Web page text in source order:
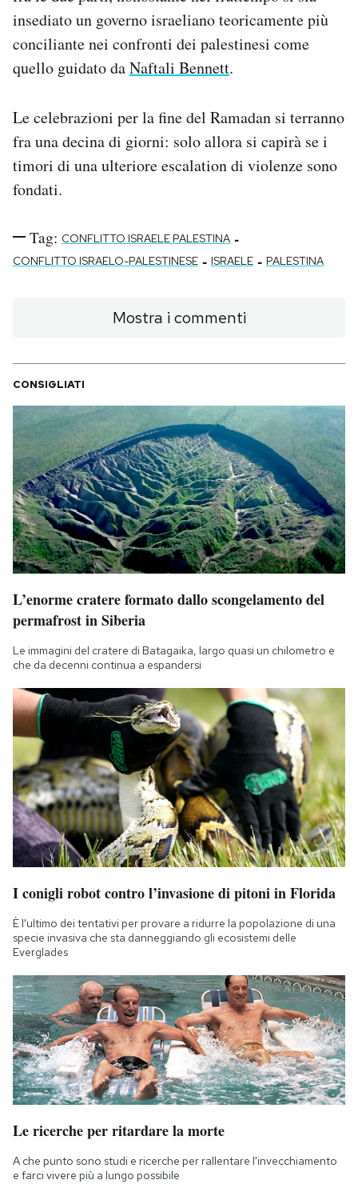
insediato un governo israeliano teoricamente più
conciliante nei confronti dei palestinesi come
quello guidato daNaftali Bennett.
Le celebrazioni per la fine del Ramadan si terranno
fra una decina di giorni: solo allora si capirà se i
timori di una ulteriore escalation di violenze sono
fondati.
Tag: CONFLITTO ISRAELE PALESTINA -
CONFLITTO ISRAELO-PALESTINESE - ISRAELE - PALESTINA
Mostra i commenti
CONSIGLIATI
L’enorme cratere formato dallo scongelamento del
permafrost in Siberia
Le immagini del cratere di Batagaika, largo quasi un chilometro e
che da decenni continua a espandersi
I conigli robot contro l’invasione di pitoni in Florida
È l'ultimo dei tentativi per provare a ridurre la popolazione di una
specie invasiva che sta danneggiando gli ecosistemi delle
Everglades
Le ricerche per ritardare la morte
A che punto sono studi e ricerche per rallentare l'invecchiamento
e farci vivere più a lungo possibile